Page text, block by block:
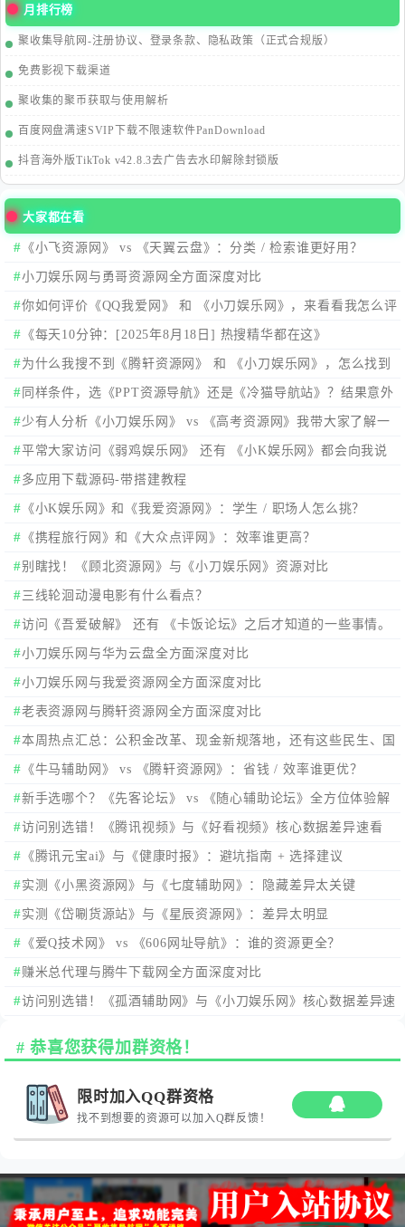
月排行榜
聚收集导航网-注册协议、登录条款、隐私政策（正式合规版）
免费影视下载渠道
聚收集的聚币获取与使用解析
百度网盘满速SVIP下载不限速软件PanDownload
抖音海外版TikTok v42.8.3去广告去水印解除封锁版
大家都在看
《小飞资源网》 vs 《天翼云盘》：分类 / 检索谁更好用？
小刀娱乐网与勇哥资源网全方面深度对比
你如何评价《QQ我爱网》 和 《小刀娱乐网》，来看看我怎么评
价的《每天10分钟：[2025年8月18日] 热搜精华都在这》
为什么我搜不到《腾轩资源网》 和 《小刀娱乐网》，怎么找到
这两个站点。
同样条件，选《PPT资源导航》还是《冷猫导航站》？结果意外
少有人分析《小刀娱乐网》 vs 《高考资源网》我带大家了解一
下 平常大家访问《弱鸡娱乐网》 还有 《小K娱乐网》都会向我说
有大大的区别，我来看看在哪？
多应用下载源码-带搭建教程
《小K娱乐网》和《我爱资源网》：学生 / 职场人怎么挑？
《携程旅行网》和《大众点评网》：效率谁更高？
别瞎找！《顾北资源网》与《小刀娱乐网》资源对比
三线轮洄动漫电影有什么看点？
访问《吾爱破解》 还有 《卡饭论坛》之后才知道的一些事情。
小刀娱乐网与华为云盘全方面深度对比
小刀娱乐网与我爱资源网全方面深度对比
老表资源网与腾轩资源网全方面深度对比
本周热点汇总：公积金改革、现金新规落地，还有这些民生、国
际动态值得关注
《牛马辅助网》 vs 《腾轩资源网》：省钱 / 效率谁更优？
新手选哪个？《先客论坛》 vs 《随心辅助论坛》全方位体验解
析 访问别选错！《腾讯视频》与《好看视频》核心数据差异速看
《腾讯元宝ai》与《健康时报》：避坑指南 + 选择建议
实测《小黑资源网》与《七度辅助网》：隐藏差异太关键
实测《岱唰货源站》与《星辰资源网》：差异太明显
《爱Q技术网》 vs 《606网址导航》：谁的资源更全？
赚米总代理与腾牛下载网全方面深度对比
访问别选错！《孤酒辅助网》与《小刀娱乐网》核心数据差异速
恭喜您获得加群资格！
限时加入QQ群资格
找不到想要的资源可以加入Q群反馈！